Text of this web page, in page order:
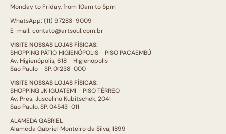
Monday to Friday, from 10am to 5pm
WhatsApp: (11) 97283-9009
E-mail: contato@artsoul.com.br
VISITE NOSSAS LOJAS FÍSICAS:
SHOPPING PÁTIO HIGIENÓPOLIS - PISO PACAEMBÚ
Av. Higienópolis, 618 - Higienópolis
São Paulo - SP, 01238-000
VISITE NOSSAS LOJAS FÍSICAS:
SHOPPING JK IGUATEMI - PISO TÉRREO
Av. Pres. Juscelino Kubitschek, 2041
São Paulo, SP, 04543-011
ALAMEDA GABRIEL
Alameda Gabriel Monteiro da Silva, 1899